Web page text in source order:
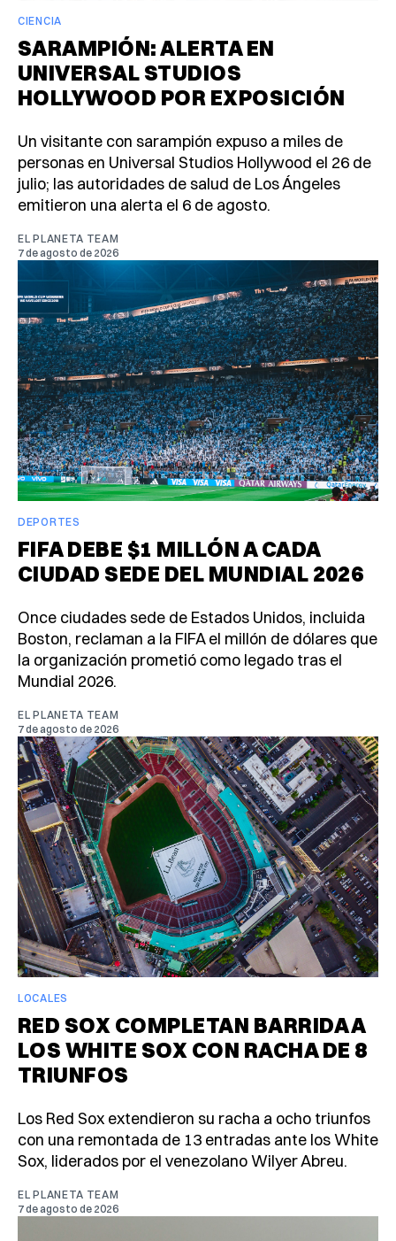
CIENCIA
SARAMPIÓN: ALERTA EN
UNIVERSAL STUDIOS
HOLLYWOOD POR EXPOSICIÓN
Un visitante con sarampión expuso a miles de
personas en Universal Studios Hollywood el 26 de
julio; las autoridades de salud de Los Ángeles
emitieron una alerta el 6 de agosto.
EL PLANETA TEAM
7 de agosto de 2026
DEPORTES
FIFA DEBE $1 MILLÓN A CADA
CIUDAD SEDE DEL MUNDIAL 2026
Once ciudades sede de Estados Unidos, incluida
Boston, reclaman a la FIFA el millón de dólares que
la organización prometió como legado tras el
Mundial 2026.
EL PLANETA TEAM
7 de agosto de 2026
LOCALES
RED SOX COMPLETAN BARRIDA A
LOS WHITE SOX CON RACHA DE 8
TRIUNFOS
Los Red Sox extendieron su racha a ocho triunfos
con una remontada de 13 entradas ante los White
Sox, liderados por el venezolano Wilyer Abreu.
EL PLANETA TEAM
7 de agosto de 2026